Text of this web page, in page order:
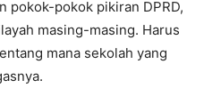
pokok-pokok pikiran DPRD,
masing-masing. Harus
mana sekolah yang